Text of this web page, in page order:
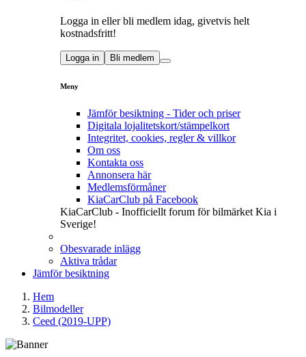
Logga in eller bli medlem idag, givetvis helt
kostnadsfritt!
Logga in Bli medlem
Meny
Jämför besiktning - Tider och priser
Digitala lojalitetskort/stämpelkort
Integritet, cookies, regler & villkor
Om oss
Kontakta oss
Annonsera här
Medlemsförmåner
KiaCarClub på Facebook
KiaCarClub - Inofficiellt forum för bilmärket Kia i
Sverige!
Obesvarade inlägg
Aktiva trådar
Jämför besiktning
Hem
Bilmodeller
Ceed (2019-UPP)